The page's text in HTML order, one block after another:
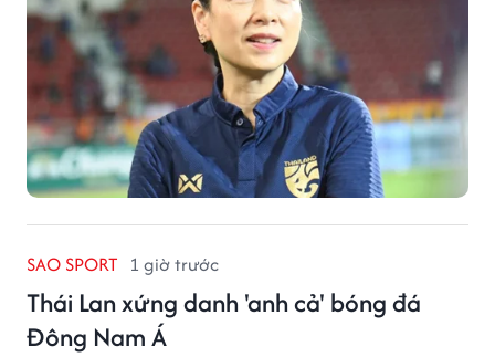
SAO SPORT 1 giờ trước
Thái Lan xứng danh 'anh cả' bóng đá
Đông Nam Á